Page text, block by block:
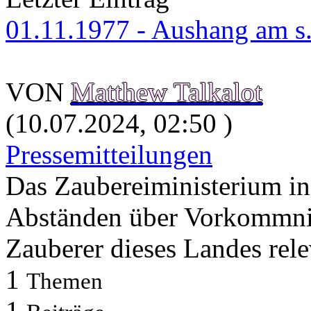
01.11.1977 - Aushang am
VON Matthew Talkalot
(10.07.2024, 02:50 )
Pressemitteilungen
Das Zaubereiministerium
Abständen über
Zauberer dieses Landes
1 Themen